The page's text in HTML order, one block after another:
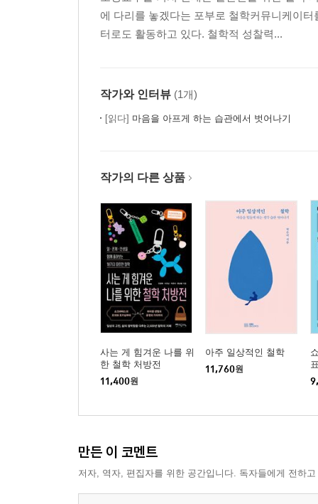
에 다리를 놓겠다는 포부로 철학커뮤니케이
터로도 활동하고 있다. 철학적 성찰력...
작가와 인터뷰 (1개)
[읽다] 마음을 아프게 하는 습관에서 벗어나기
작가의 다른 상품
사는 게 힘겨운 나를 위
한 철학 처방전
11,400원
아주 일상적인 철학
11,760원
만든 이 코멘트
저자, 역자, 편집자를 위한 공간입니다. 독자들에게 전하